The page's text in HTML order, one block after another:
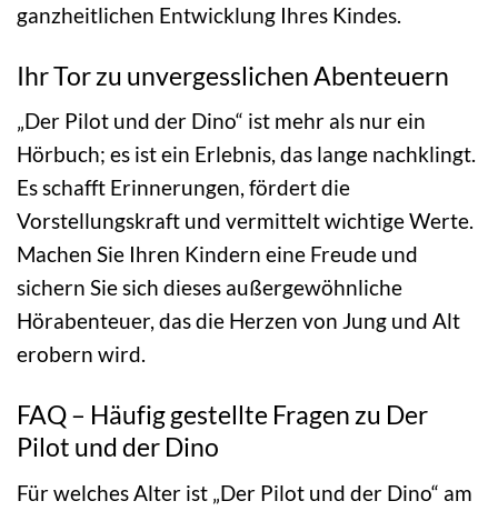
ganzheitlichen Entwicklung Ihres Kindes.
Ihr Tor zu unvergesslichen Abenteuern
„Der Pilot und der Dino“ ist mehr als nur ein
Hörbuch; es ist ein Erlebnis, das lange nachklingt.
Es schafft Erinnerungen, fördert die
Vorstellungskraft und vermittelt wichtige Werte.
Machen Sie Ihren Kindern eine Freude und
sichern Sie sich dieses außergewöhnliche
Hörabenteuer, das die Herzen von Jung und Alt
erobern wird.
FAQ – Häufig gestellte Fragen zu Der
Pilot und der Dino
Für welches Alter ist „Der Pilot und der Dino“ am